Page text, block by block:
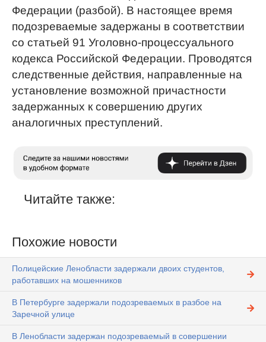
Федерации (разбой). В настоящее время
подозреваемые задержаны в соответствии
со статьей 91 Уголовно-процессуального
кодекса Российской Федерации. Проводятся
следственные действия, направленные на
установление возможной причастности
задержанных к совершению других
аналогичных преступлений.
Читайте также:
Похожие новости
Полицейские Ленобласти задержали двоих студентов,
работавших на мошенников
В Петербурге задержали подозреваемых в разбое на
Заречной улице
В Ленобласти задержан подозреваемый в совершении